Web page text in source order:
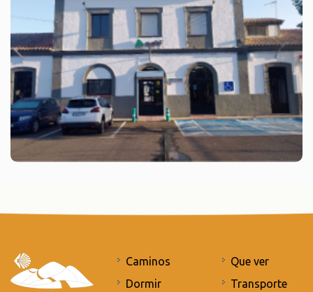
Caminos
Dormir
Que ver
Transporte